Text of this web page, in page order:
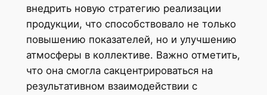
внедрить новую стратегию реализации
продукции, что способствовало не только
повышению показателей, но и улучшению
атмосферы в коллективе. Важно отметить,
что она смогла сакцентрироваться на
результативном взаимодействии с